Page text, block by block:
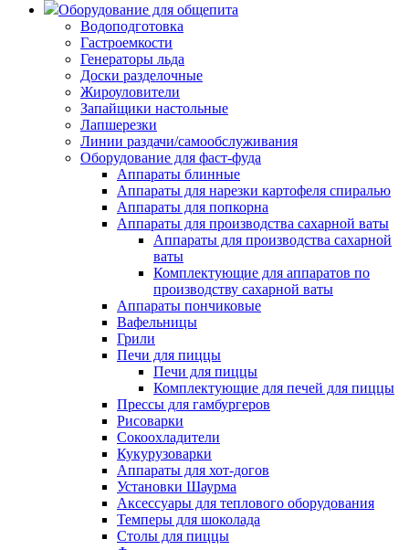
Оборудование для общепита
Водоподготовка
Гастроемкости
Генераторы льда
Доски разделочные
Жироуловители
Запайщики настольные
Лапшерезки
Линии раздачи/самообслуживания
Оборудование для фаст-фуда
Аппараты блинные
Аппараты для нарезки картофеля спиралью
Аппараты для попкорна
Аппараты для производства сахарной ваты
Аппараты для производства сахарной
ваты
Комплектующие для аппаратов по
производству сахарной ваты
Аппараты пончиковые
Вафельницы
Грили
Печи для пиццы
Печи для пиццы
Комплектующие для печей для пиццы
Прессы для гамбургеров
Рисоварки
Сокоохладители
Кукурузоварки
Аппараты для хот-догов
Установки Шаурма
Аксессуары для теплового оборудования
Темперы для шоколада
Столы для пиццы